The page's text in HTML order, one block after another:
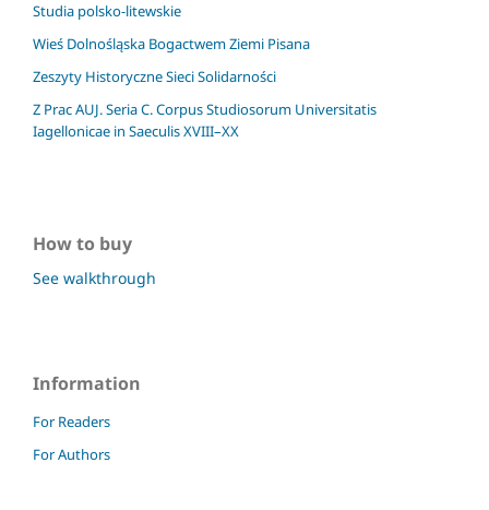
Studia polsko-litewskie
Wieś Dolnośląska Bogactwem Ziemi Pisana
Zeszyty Historyczne Sieci Solidarności
Z Prac AUJ. Seria C. Corpus Studiosorum Universitatis
Iagellonicae in Saeculis XVIII–XX
How to buy
See walkthrough
Information
For Readers
For Authors